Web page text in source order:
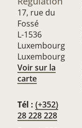
17, rue du
Fossé
L-1536
Luxembourg
Luxembourg
Voir sur la
carte
Tél : (+352)
28 228 228